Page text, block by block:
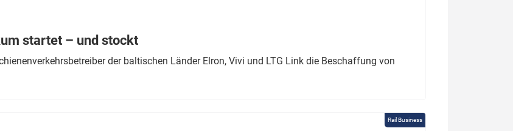
startet – und stockt
der baltischen Länder Elron, Vivi und LTG Link die Beschaffung von
Rail Business